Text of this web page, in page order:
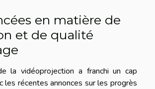
en matière de
et de qualité
la vidéoprojection a franchi un cap
les récentes annonces sur les progrès